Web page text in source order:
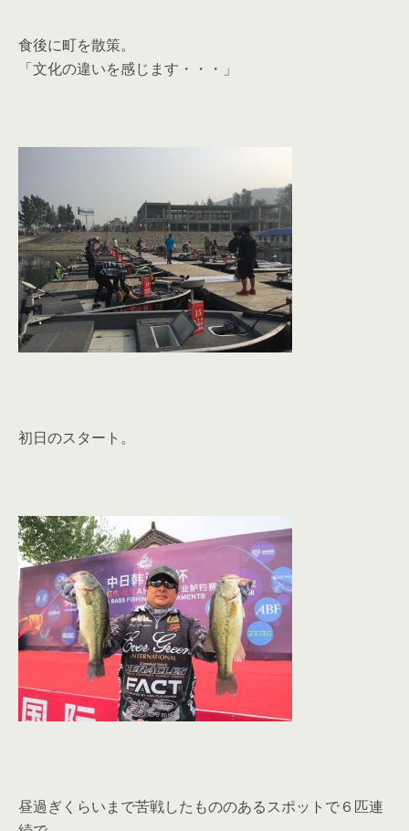
食後に町を散策。
「文化の違いを感じます・・・」
初日のスタート。
昼過ぎくらいまで苦戦したもののあるスポットで６匹連